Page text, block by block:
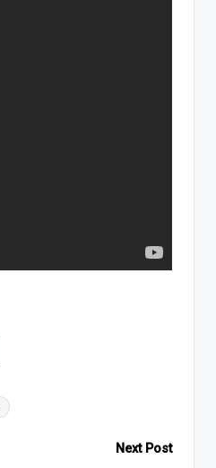
Next Post